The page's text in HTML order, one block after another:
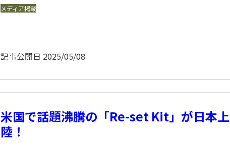
メディア掲載
記事公開日 2025/05/08
米国で話題沸騰の「Re-set Kit」が日本上
陸！